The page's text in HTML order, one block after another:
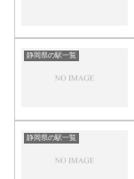
静岡県の駅一覧
静岡県の駅一覧